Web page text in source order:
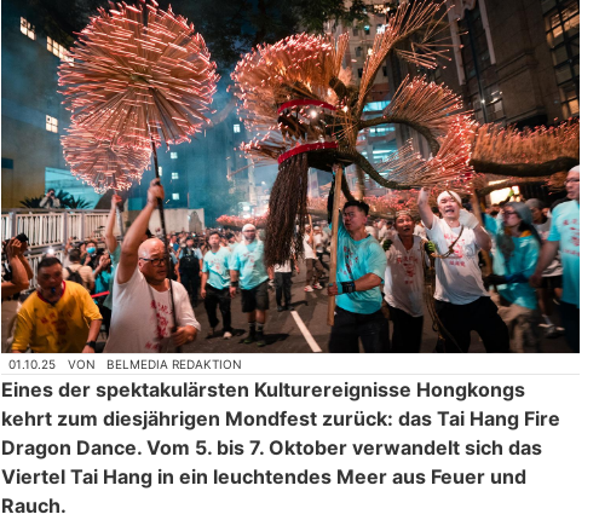
01.10.25 VON BELMEDIA REDAKTION
Eines der spektakulärsten Kulturereignisse Hongkongs
kehrt zum diesjährigen Mondfest zurück: das Tai Hang Fire
Dragon Dance. Vom 5. bis 7. Oktober verwandelt sich das
Viertel Tai Hang in ein leuchtendes Meer aus Feuer und
Rauch.